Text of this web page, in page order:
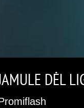
DĖL